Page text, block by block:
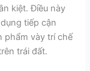
kiệt. Điều này
tiếp cận
phẩm vày trí chế
trái đất.